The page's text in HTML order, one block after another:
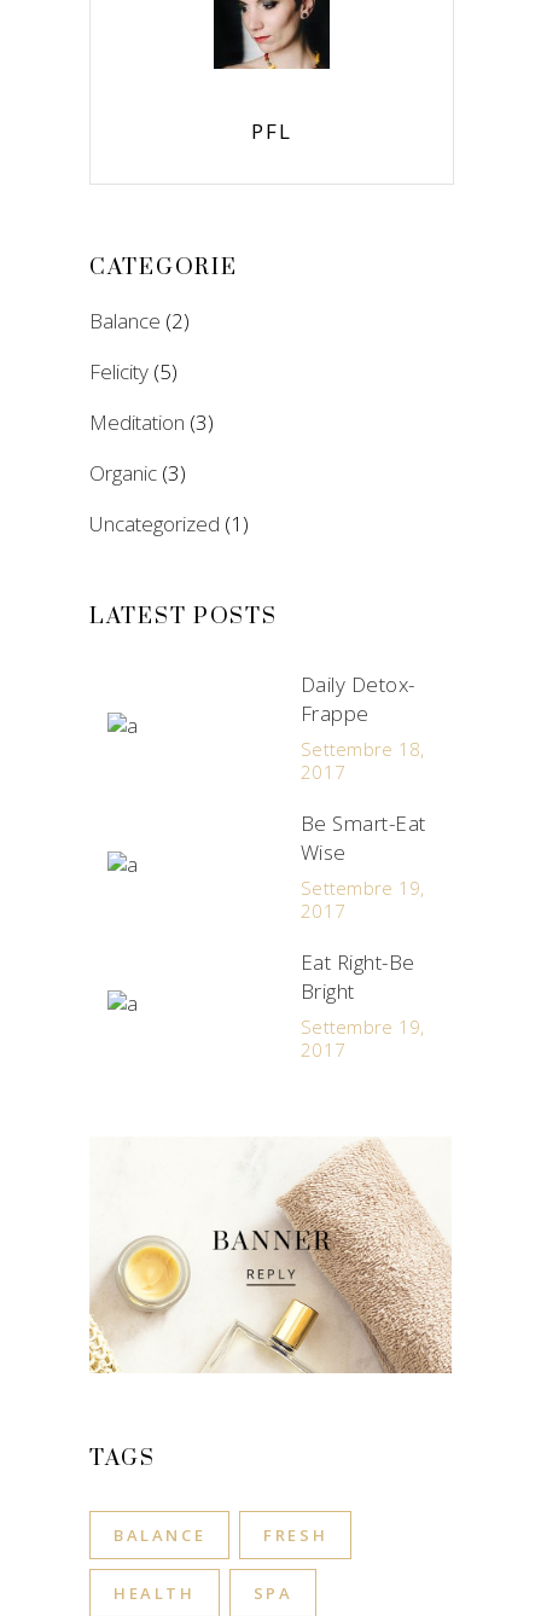
PFL
CATEGORIE
Balance (2)
Felicity (5)
Meditation (3)
Organic (3)
Uncategorized (1)
LATEST POSTS
Daily Detox-
Frappe
Settembre 18,
2017
Be Smart-Eat
Wise
Settembre 19,
2017
Eat Right-Be
Bright
Settembre 19,
2017
TAGS
BALANCE FRESH
HEALTH SPA